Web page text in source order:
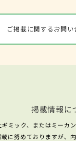
ご掲載に関するお問
掲載情報に
ミック、またはミーカ
に努めておりますが、